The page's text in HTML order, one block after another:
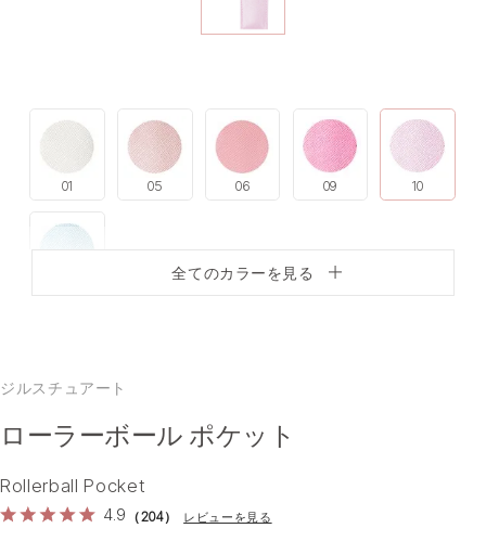
全てのカラーを見る
01 05 06 09 10
ジルスチュアート
ローラーボール ポケット
Rollerball Pocket
4.9 （204） レビューを見る